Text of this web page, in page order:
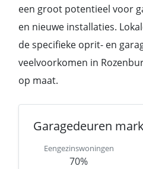
een groot potentieel voor
en nieuwe installaties.
de specifieke oprit- en
veelvoorkomen in
op maat.
Garagedeuren
Eengezinswoningen
70%